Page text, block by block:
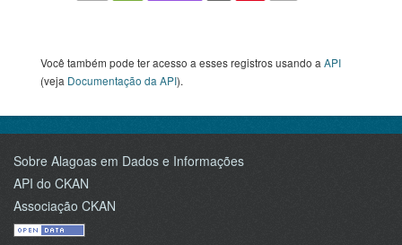
Você também pode ter acesso a esses registros usando a API
(veja Documentação da API).
Sobre Alagoas em Dados e Informações
API do CKAN
Associação CKAN